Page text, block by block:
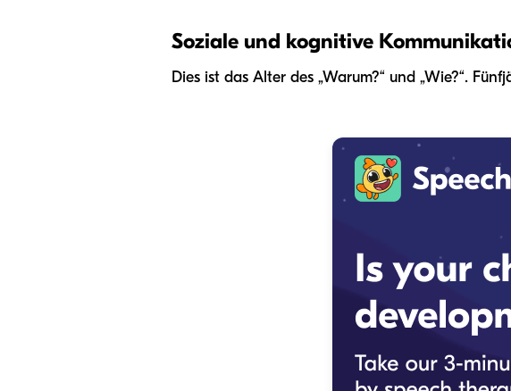
Soziale und kognitive
Dies ist das Alter des „Warum?“ und „Wie?“.